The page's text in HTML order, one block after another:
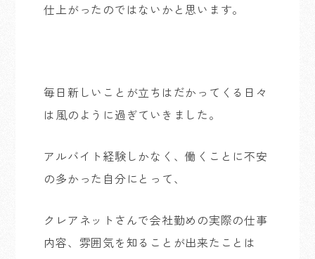
仕上がったのではないかと思います。
毎日新しいことが立ちはだかってくる日々
は風のように過ぎていきました。
アルバイト経験しかなく、働くことに不安
の多かった自分にとって、
クレアネットさんで会社勤めの実際の仕事
内容、雰囲気を知ることが出来たことは